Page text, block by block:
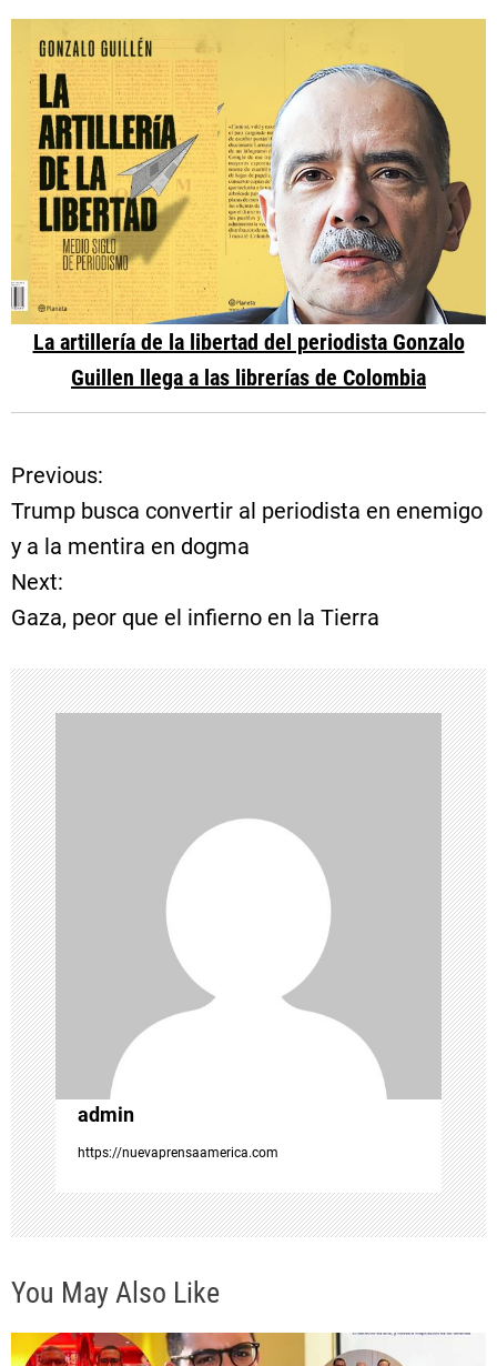
La artillería de la libertad del periodista Gonzalo
Guillen llega a las librerías de Colombia
N
a
v
g
a
c
i
ó
n
d
e
e
n
t
r
a
Previous:
Trump busca convertir al periodista en enemigo
y a la mentira en dogma
Next:
Gaza, peor que el infierno en la Tierra
admin
https://nuevaprensaamerica.com
You May Also Like